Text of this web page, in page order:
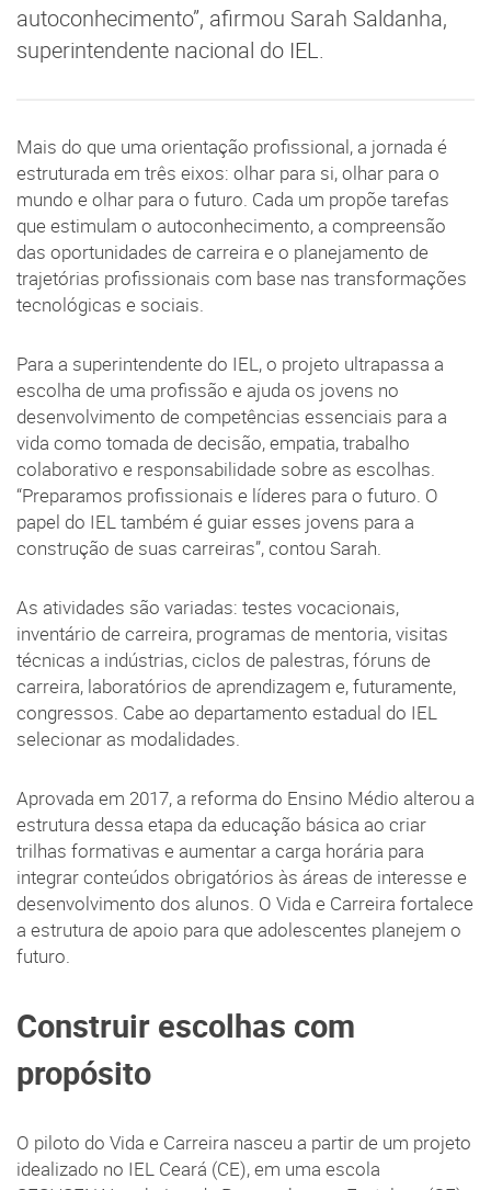
autoconhecimento”, afirmou Sarah Saldanha,
superintendente nacional do IEL.
Mais do que uma orientação profissional, a jornada é
estruturada em três eixos: olhar para si, olhar para o
mundo e olhar para o futuro. Cada um propõe tarefas
que estimulam o autoconhecimento, a compreensão
das oportunidades de carreira e o planejamento de
trajetórias profissionais com base nas transformações
tecnológicas e sociais.
Para a superintendente do IEL, o projeto ultrapassa a
escolha de uma profissão e ajuda os jovens no
desenvolvimento de competências essenciais para a
vida como tomada de decisão, empatia, trabalho
colaborativo e responsabilidade sobre as escolhas.
“Preparamos profissionais e líderes para o futuro. O
papel do IEL também é guiar esses jovens para a
construção de suas carreiras”, contou Sarah.
As atividades são variadas: testes vocacionais,
inventário de carreira, programas de mentoria, visitas
técnicas a indústrias, ciclos de palestras, fóruns de
carreira, laboratórios de aprendizagem e, futuramente,
congressos. Cabe ao departamento estadual do IEL
selecionar as modalidades.
Aprovada em 2017, a reforma do Ensino Médio alterou a
estrutura dessa etapa da educação básica ao criar
trilhas formativas e aumentar a carga horária para
integrar conteúdos obrigatórios às áreas de interesse e
desenvolvimento dos alunos. O Vida e Carreira fortalece
a estrutura de apoio para que adolescentes planejem o
futuro.
Construir escolhas com
propósito
O piloto do Vida e Carreira nasceu a partir de um projeto
idealizado no IEL Ceará (CE), em uma escola